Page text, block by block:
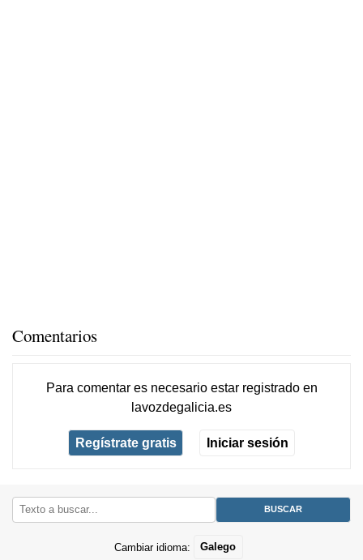
Comentarios
Para comentar es necesario estar registradoen
lavozdegalicia.es
Regístrate gratis Iniciar sesión
Cambiar idioma: Galego